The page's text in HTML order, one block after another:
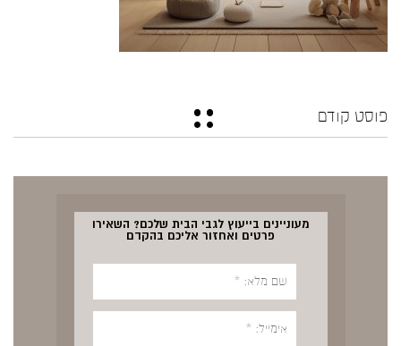
פוסט קודם
מעוניינים בייעוץ לגבי הבית שלכם? השאירו
פרטים ואחזור אליכם בהקדם